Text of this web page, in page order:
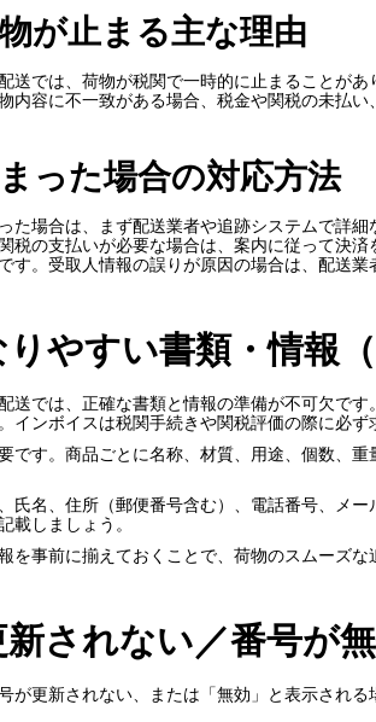
が止まる主な理由
送では、荷物が税関で一時的に止まることが
内容に不一致がある場合、税金や関税の未払
った場合の対応方法
た場合は、まず配送業者や追跡システムで詳
税の支払いが必要な場合は、案内に従って決
す。受取人情報の誤りが原因の場合は、配送業
やすい書類・情報
送では、正確な書類と情報の準備が不可欠で
インボイスは税関手続きや関税評価の際に必ず
です。商品ごとに名称、材質、用途、個数、
氏名、住所（郵便番号含む）、電話番号、メ
載しましょう。
を事前に揃えておくことで、荷物のスムーズ
されない／番号が
が更新されない、または「無効」と表示され